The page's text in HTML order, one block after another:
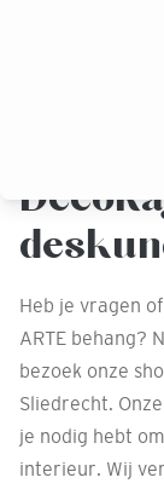
Neem
Heb je vragen
ARTE behang?
bezoek onze
Sliedrecht.
je nodig hebt
interieur. Wij